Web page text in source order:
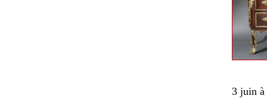
3 juin à